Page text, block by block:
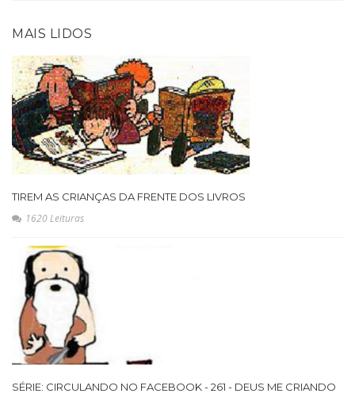
MAIS LIDOS
TIREM AS CRIANÇAS DA FRENTE DOS LIVROS
1620 Leituras
SÉRIE: CIRCULANDO NO FACEBOOK - 261 - DEUS ME CRIANDO